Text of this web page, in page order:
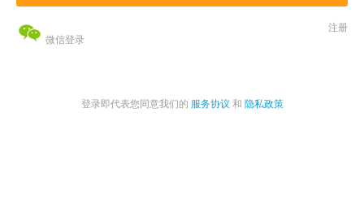
微信登录
注册
登录即代表您同意我们的 服务协议 和 隐私政策